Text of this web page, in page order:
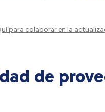
para colaborar en la
de